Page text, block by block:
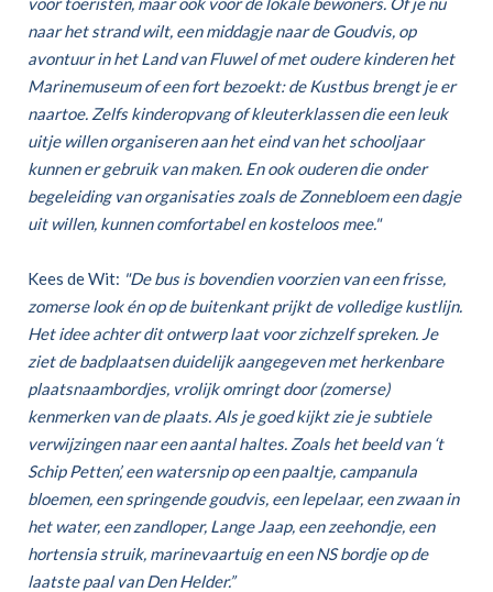
naar het strand wilt, een middagje naar de Goudvis, op
avontuur in het Land van Fluwel of met oudere kinderen het
Marinemuseum of een fort bezoekt: de Kustbus brengt je er
naartoe. Zelfs kinderopvang of kleuterklassen die een leuk
uitje willen organiseren aan het eind van het schooljaar
kunnen er gebruik van maken. En ook ouderen die onder
begeleiding van organisaties zoals de Zonnebloem een dagje
uit willen, kunnen comfortabel en kosteloos mee."
Kees de Wit: "De bus is bovendien voorzien van een frisse,
zomerse look én op de buitenkant prijkt de volledige kustlijn.
Het idee achter dit ontwerp laat voor zichzelf spreken. Je
ziet de badplaatsen duidelijk aangegeven met herkenbare
plaatsnaambordjes, vrolijk omringt door (zomerse)
kenmerken van de plaats. Als je goed kijkt zie je subtiele
verwijzingen naar een aantal haltes. Zoals het beeld van ‘t
Schip Petten’, een watersnip op een paaltje, campanula
bloemen, een springende goudvis, een lepelaar, een zwaan in
het water, een zandloper, Lange Jaap, een zeehondje, een
hortensia struik, marinevaartuig en een NS bordje op de
laatste paal van Den Helder.”